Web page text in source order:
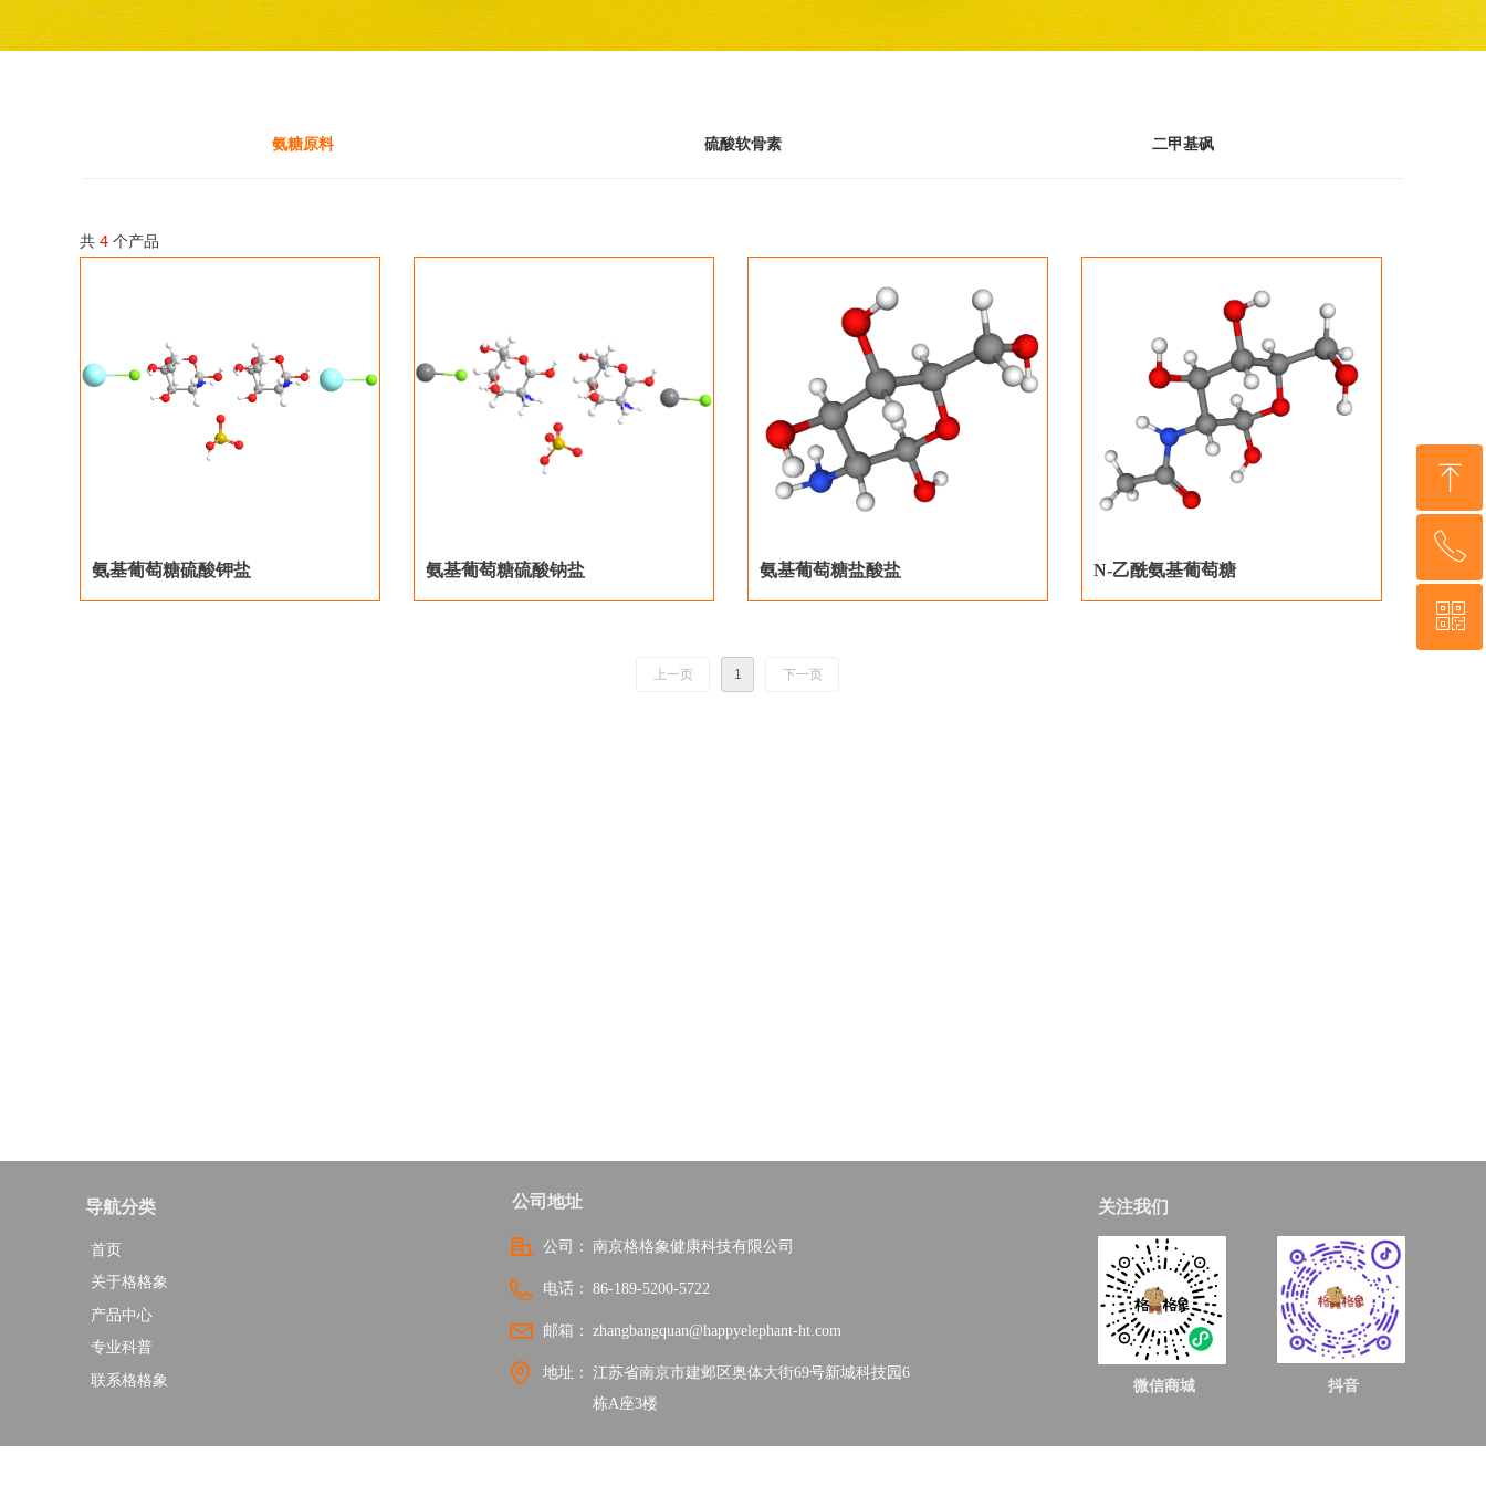
氨糖原料 硫酸软骨素 二甲基砜
共 4 个产品
氨基葡萄糖硫酸钾盐 氨基葡萄糖硫酸钠盐 氨基葡萄糖盐酸盐 N-乙酰氨基葡萄糖
上一页 1 下一页
导航分类
首页
关于格格象
产品中心
专业科普
联系格格象
公司地址
公司： 南京格格象健康科技有限公司
电话： 86-189-5200-5722
邮箱： zhangbangquan@happyelephant-ht.com
地址： 江苏省南京市建邺区奥体大街69号新城科技园6
栋A座3楼
关注我们
微信商城 抖音
ꁸ
回到顶部
ꂅ
189-5200-5722
ꀥ